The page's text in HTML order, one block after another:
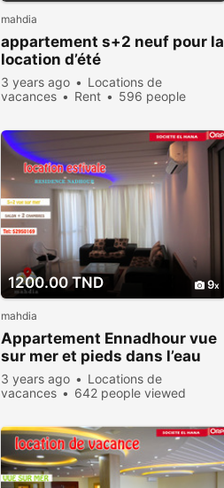
mahdia
appartement s+2 neuf pour la
location d’été
3 years ago
Locations de
vacances
Rent
596 people
1200.00 TND 9
mahdia
Appartement Ennadhour vue
sur mer et pieds dans l’eau
3 years ago
Locations de
vacances
642 people viewed